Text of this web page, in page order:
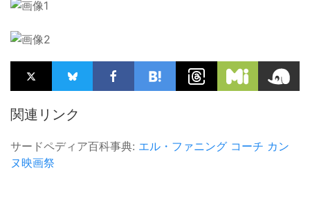
関連リンク
サードペディア百科事典: エル・ファニング コーチ カン
ヌ映画祭